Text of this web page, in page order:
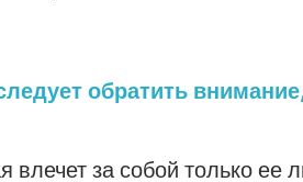
обратить
влечет за собой только ее